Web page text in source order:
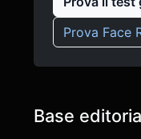
Prova Face
Base